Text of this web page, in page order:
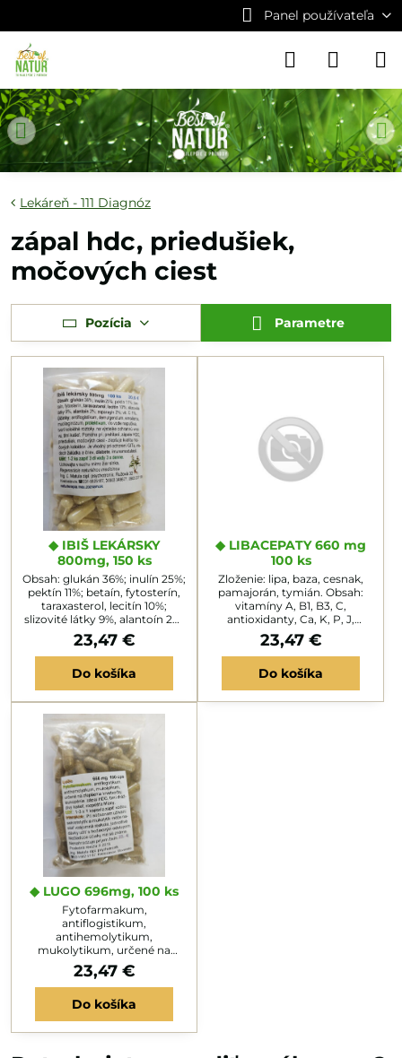
Panel používateľa
Lekáreň - 111 Diagnóz
zápal hdc, priedušiek,
močových ciest
Pozícia Parametre
◆ IBIŠ LEKÁRSKY
800mg, 150 ks
Obsah: glukán 36%; inulín 25%;
pektín 11%; betaín, fytosterín,
taraxasterol, lecitín 10%;
slizovité látky 9%, alantoín 2%;
asparagín 2%; vit. C 1%.Účinky:
antiflogistikum,
demulgencium, emoliens,
mucilaginózum, protektívum.
koloidné roztoky, na výstielke
ochrannú vrst vu, tlmí suchý
kašeľ. Pomáha pri: prehĺtaní,
zápale HDC, priedušiek,
močových ciest - zlepšuje
kvalitu...
23,47 €
Do košíka
◆ LIBACEPATY 660 mg
100 ks
Zloženie: lipa, baza, cesnak,
pamajorán, tymián. Obsah:
vitamíny A, B1, B3, C,
antioxidanty, Ca, K, P, J,
enzýmy a stimulanty.
Charakteristika: Dialylsulfidje
baktericídny, fungicídny,
antivirózny a protikarcino-
antitrombotický, zníži tlak
23,47 €
Do košíka
◆ LUGO 696mg, 100 ks
Fytofarmakum,
antiflogistikum,
antihemolytikum,
mukolytikum, určené na
zlepšenie krvotvorby,
leukopénie, zápal HDC, tlmí
drá-ždivý kašeľ, rozpúšťa
hlieny. Užiť: 1-3x 1 kapsula zapiť
súčasnom užívaní sekretolytík
23,47 €
Do košíka